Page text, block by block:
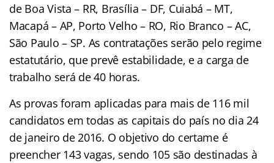
de Boa Vista – RR, Brasília – DF, Cuiabá – MT,
Macapá – AP, Porto Velho – RO, Rio Branco – AC,
São Paulo – SP. As contratações serão pelo regime
estatutário, que prevê estabilidade, e a carga de
trabalho será de 40 horas.
As provas foram aplicadas para mais de 116 mil
candidatos em todas as capitais do país no dia 24
de janeiro de 2016. O objetivo do certame é
preencher 143 vagas, sendo 105 são destinadas à